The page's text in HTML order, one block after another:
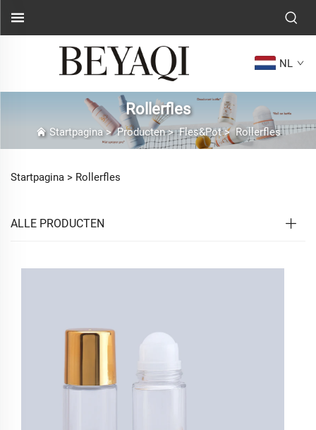
NL
Rollerfles
Startpagina>Producten>Fles&Pot>Rollerfles
Startpagina > Rollerfles
ALLE PRODUCTEN